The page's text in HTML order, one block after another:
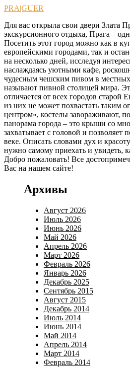
Перейти
содержимому
PRA|GUER
Для вас открыла свои двери Злата
экскурсионного отдыха, Прага –
Посетить этот город можно как в
европейскими городами, так и
на несколько дней, исследуя
наслаждаясь уютными кафе,
чудесным чешским пивом в
называют пивной столицей мира.
отличается от всех городов
из них не может похвастать таким
центром», костелы завораживают,
панорама города – это крыши со
захватывает с головой и позволяет
веке. Описать словами дух и
нужно самому приехать и увидеть,
Добро пожаловать! Все
Вас на нашем сайте!
Архивы
Август 2026
Июль 2026
Июнь 2026
Май 2026
Апрель 2026
Март 2026
Февраль 2026
Январь 2026
Декабрь 2025
Сентябрь 2015
Август 2015
Декабрь 2014
Июль 2014
Июнь 2014
Май 2014
Апрель 2014
Март 2014
Февраль 2014